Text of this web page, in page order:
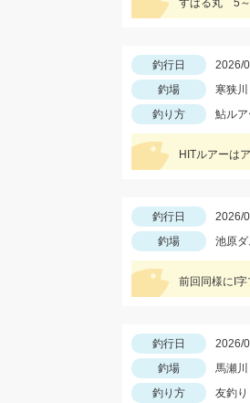
すばる丸 5～
釣行日 2026/
釣場
寒狭川
釣り方
鮎ルア
HITルアーは
釣行日 2026/
釣場
池原ダ
前回同様にI
釣行日 2026/
釣場
馬瀬川
釣り方
友釣り